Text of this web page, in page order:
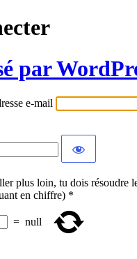
par
e-mail
plus loin, tu dois résoudre
en chiffre) *
= null